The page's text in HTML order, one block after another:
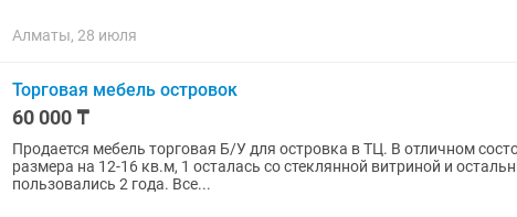
Алматы, 28 июля
Торговая мебель островок
60 000 ₸
Продается мебель торговая Б/У для островка в ТЦ. В отличном состоянии, 7 секций разного
размера на 12-16 кв.м, 1 осталась со стеклянной витриной и
пользовались 2 года. Все...